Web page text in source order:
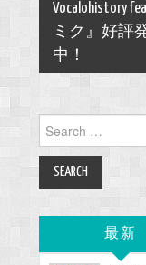
Vocalohistory
ミク』好評
中！
Search
for:
最新